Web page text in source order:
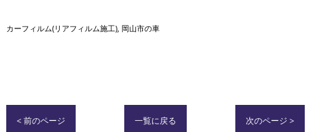
カーフィルム(リアフィルム施工) 岡山市の車
< 前のページ 一覧に戻る 次のページ >